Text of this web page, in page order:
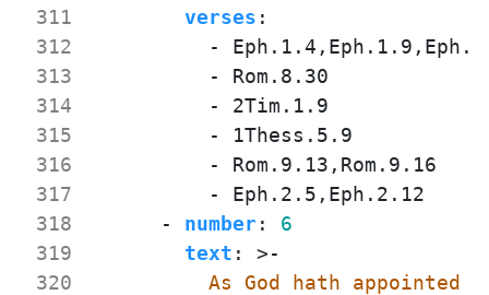
311
312
313
314
315
316
317
318
319
320
verses :
-
- Rom.8.30
- 2Tim.1.9
- 1Thess.5.9
- Rom.9.13,Rom.9.16
- Eph.2.5,Eph.2.12
- number:
6
text : >-